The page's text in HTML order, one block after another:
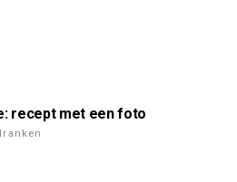
recept met een foto